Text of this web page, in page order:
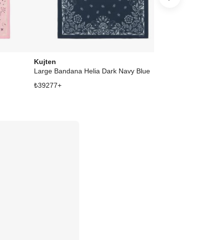
Kujten
Large Bandana Helia Dark Navy Blue
₺39277+